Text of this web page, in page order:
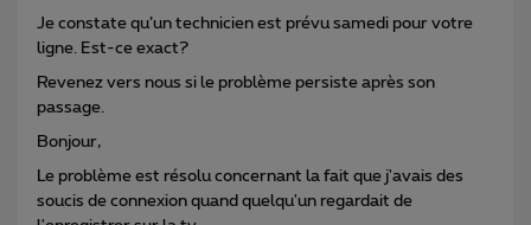
Je constate qu’un technicien est prévu samedi pour votre
ligne. Est-ce exact?
Revenez vers nous si le problème persiste après son
passage.
Bonjour,
Le problème est résolu concernant la fait que j'avais des
soucis de connexion quand quelqu'un regardait de